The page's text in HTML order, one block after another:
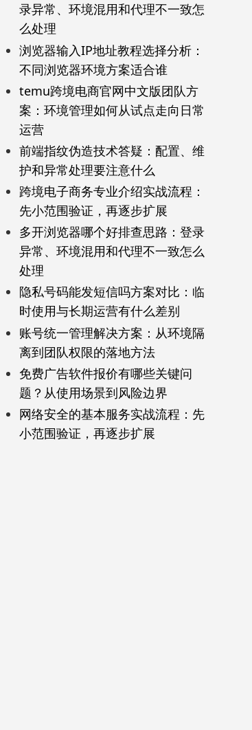
录异常、环境混用和代理不一致怎
么处理
浏览器输入IP地址教程选择分析：
不同浏览器环境方案适合谁
temu跨境电商官网中文版团队方
案：环境管理如何从试点走向日常
运营
前端指纹伪造技术答疑：配置、维
护和异常处理要注意什么
跨境电子商务专业介绍实战流程：
先小范围验证，再逐步扩展
多开浏览器哪个好排查思路：登录
异常、环境混用和代理不一致怎么
处理
隐私号码能发短信吗方案对比：临
时使用与长期运营有什么差别
账号统一管理解决方案：从环境隔
离到团队权限的落地方法
免费广告软件报价有哪些关键问
题？从使用场景到风险边界
网络安全的基本服务实战流程：先
小范围验证，再逐步扩展